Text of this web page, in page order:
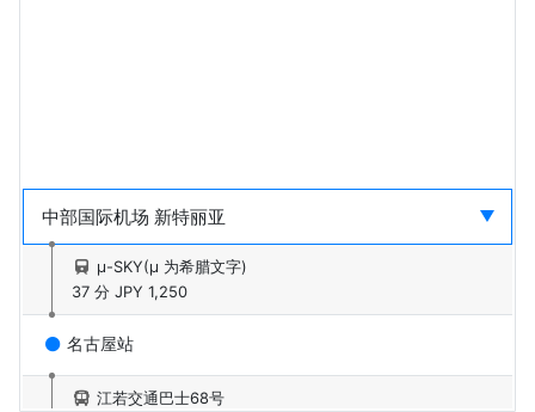
μ-SKY(μ 为希腊文字)
37 分 JPY 1,250
名古屋站
江若交通巴士68号